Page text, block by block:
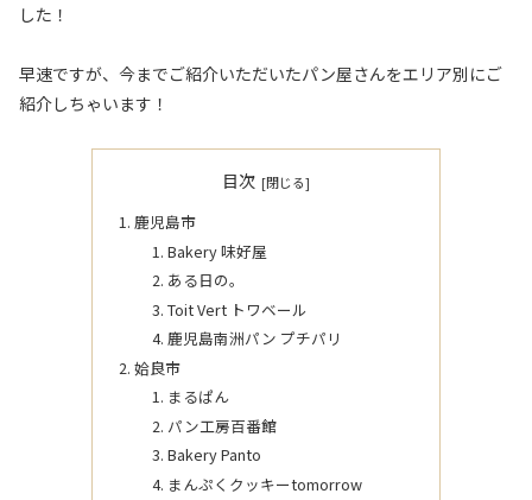
した！
早速ですが、今までご紹介いただいたパン屋さんをエリア別にご
紹介しちゃいます！
目次
鹿児島市
Bakery 味好屋
ある日の。
Toit Vert トワベール
鹿児島南洲パン プチパリ
姶良市
まるぱん
パン工房百番館
Bakery Panto
まんぷくクッキーtomorrow